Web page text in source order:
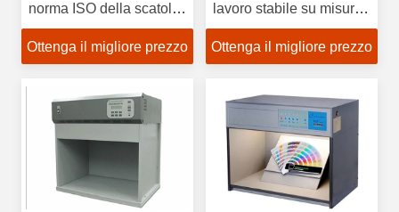
norma ISO della scatola
leggera approvata
Ottenga il migliore prezzo
lavoro stabile su misura
della scatola leggera
Ottenga il migliore prezzo